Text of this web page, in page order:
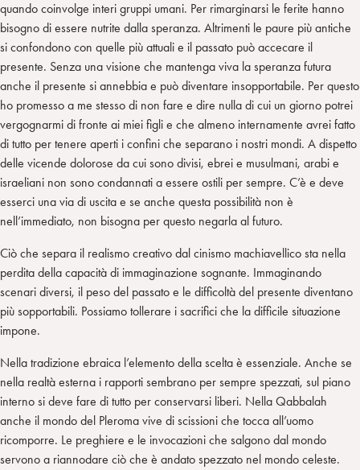
quando coinvolge interi gruppi umani. Per rimarginarsi le ferite hanno
bisogno di essere nutrite dalla speranza. Altrimenti le paure più antiche
si confondono con quelle più attuali e il passato può accecare il
presente. Senza una visione che mantenga viva la speranza futura
anche il presente si annebbia e può diventare insopportabile. Per questo
ho promesso a me stesso di non fare e dire nulla di cui un giorno potrei
vergognarmi di fronte ai miei figli e che almeno internamente avrei fatto
di tutto per tenere aperti i confini che separano i nostri mondi. A dispetto
delle vicende dolorose da cui sono divisi, ebrei e musulmani, arabi e
israeliani non sono condannati a essere ostili per sempre. C’è e deve
esserci una via di uscita e se anche questa possibilità non è
nell’immediato, non bisogna per questo negarla al futuro.
Ciò che separa il realismo creativo dal cinismo machiavellico sta nella
perdita della capacità di immaginazione sognante. Immaginando
scenari diversi, il peso del passato e le difficoltà del presente diventano
più sopportabili. Possiamo tollerare i sacrifici che la difficile situazione
impone.
Nella tradizione ebraica l’elemento della scelta è essenziale. Anche se
nella realtà esterna i rapporti sembrano per sempre spezzati, sul piano
interno si deve fare di tutto per conservarsi liberi. Nella Qabbalah
anche il mondo del Pleroma vive di scissioni che tocca all’uomo
ricomporre. Le preghiere e le invocazioni che salgono dal mondo
servono a riannodare ciò che è andato spezzato nel mondo celeste.